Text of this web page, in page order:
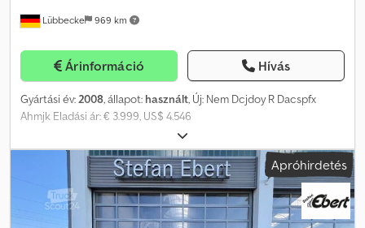
Lübbecke 969 km
Árinformáció Hívás
Gyártási év:2008, állapot: használt, Új: Nem Dcjdoy R Dacspfx
Ahmjk Eladási ár: € 3.999, US$ 4.546
Apróhirdetés